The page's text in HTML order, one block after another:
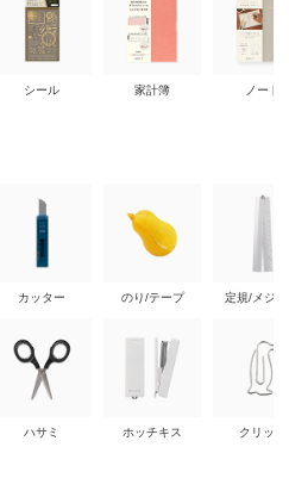
シール 家計簿 ノート
カッター
ハサミ
のり/テープ
ホッチキス
定規/メジ
クリップ